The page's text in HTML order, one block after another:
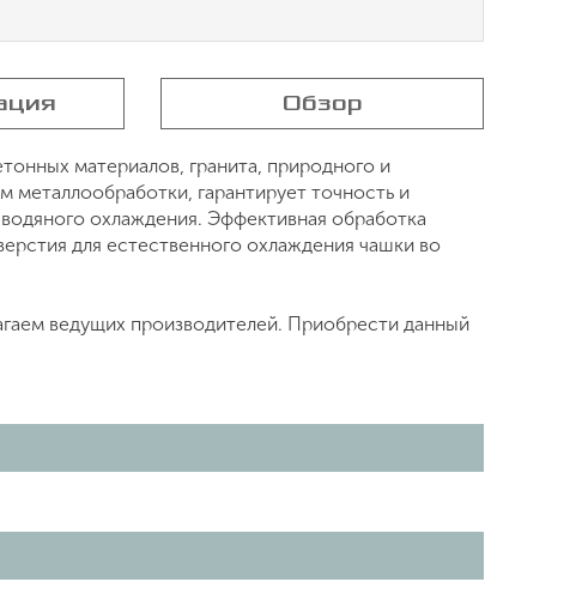
Обзор
материалов, гранита, природного и
гарантирует точность и
охлаждения. Эффективная обработка
для естественного охлаждения чашки во
ведущих производителей. Приобрести данный